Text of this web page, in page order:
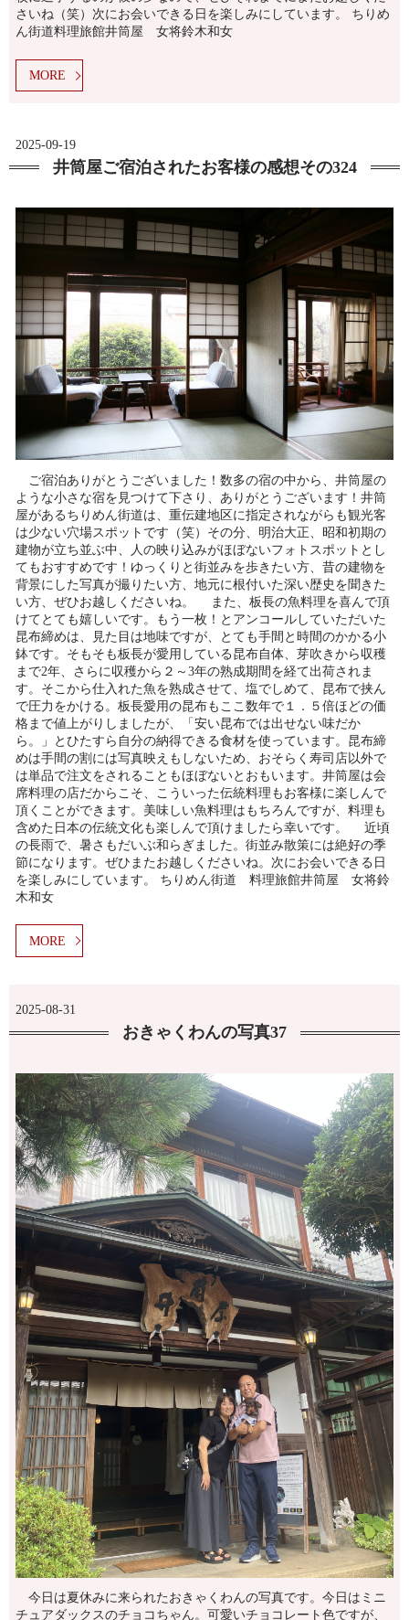
さいね（笑）次にお会いできる日を楽しみにしています。 ちりめ
ん街道料理旅館井筒屋 女将鈴木和女
MORE
2025-09-19
井筒屋ご宿泊されたお客様の感想その324
ご宿泊ありがとうございました！数多の宿の中から、井筒屋の
ような小さな宿を見つけて下さり、ありがとうございます！井筒
屋があるちりめん街道は、重伝建地区に指定されながらも観光客
は少ない穴場スポットです（笑）その分、明治大正、昭和初期の
建物が立ち並ぶ中、人の映り込みがほぼないフォトスポットとし
てもおすすめです！ゆっくりと街並みを歩きたい方、昔の建物を
背景にした写真が撮りたい方、地元に根付いた深い歴史を聞きた
い方、ぜひお越しくださいね。 また、板長の魚料理を喜んで頂
けてとても嬉しいです。もう一枚！とアンコールしていただいた
昆布締めは、見た目は地味ですが、とても手間と時間のかかる小
鉢です。そもそも板長が愛用している昆布自体、芽吹きから収穫
まで2年、さらに収穫から２～3年の熟成期間を経て出荷されま
す。そこから仕入れた魚を熟成させて、塩でしめて、昆布で挟ん
で圧力をかける。板長愛用の昆布もここ数年で１．５倍ほどの価
格まで値上がりしましたが、「安い昆布では出せない味だか
ら。」とひたすら自分の納得できる食材を使っています。昆布締
めは手間の割には写真映えもしないため、おそらく寿司店以外で
は単品で注文をされることもほぼないとおもいます。井筒屋は会
席料理の店だからこそ、こういった伝統料理もお客様に楽しんで
頂くことができます。美味しい魚料理はもちろんですが、料理も
含めた日本の伝統文化も楽しんで頂けましたら幸いです。 近頃
の長雨で、暑さもだいぶ和らぎました。街並み散策には絶好の季
節になります。ぜひまたお越しくださいね。次にお会いできる日
を楽しみにしています。 ちりめん街道 料理旅館井筒屋 女将鈴
木和女
MORE
2025-08-31
おきゃくわんの写真37
今日は夏休みに来られたおきゃくわんの写真です。今日はミニ
チュアダックスのチョコちゃん。可愛いチョコレート色ですが、